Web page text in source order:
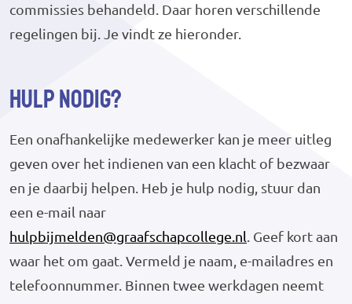
commissies behandeld. Daar horen verschillende
regelingen bij. Je vindt ze hieronder.
Hulp nodig?
Een onafhankelijke medewerker kan je meer uitleg
geven over het indienen van een klacht of bezwaar
en je daarbij helpen. Heb je hulp nodig, stuur dan
een e-mail naar
hulpbijmelden@graafschapcollege.nl . Geef kort aan
waar het om gaat. Vermeld je naam, e-mailadres en
telefoonnummer. Binnen twee werkdagen neemt